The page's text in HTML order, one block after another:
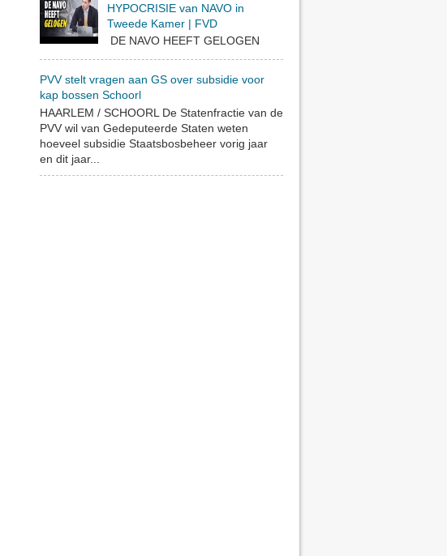
HYPOCRISIE van NAVO in
Tweede Kamer | FVD
DE NAVO HEEFT GELOGEN
PVV stelt vragen aan GS over subsidie voor
kap bossen Schoorl
HAARLEM / SCHOORL De Statenfractie van de
PVV wil van Gedeputeerde Staten weten
hoeveel subsidie Staatsbosbeheer vorig jaar
en dit jaar...